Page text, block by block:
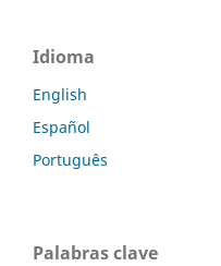
Idioma
English
Español
Português
Palabras clave